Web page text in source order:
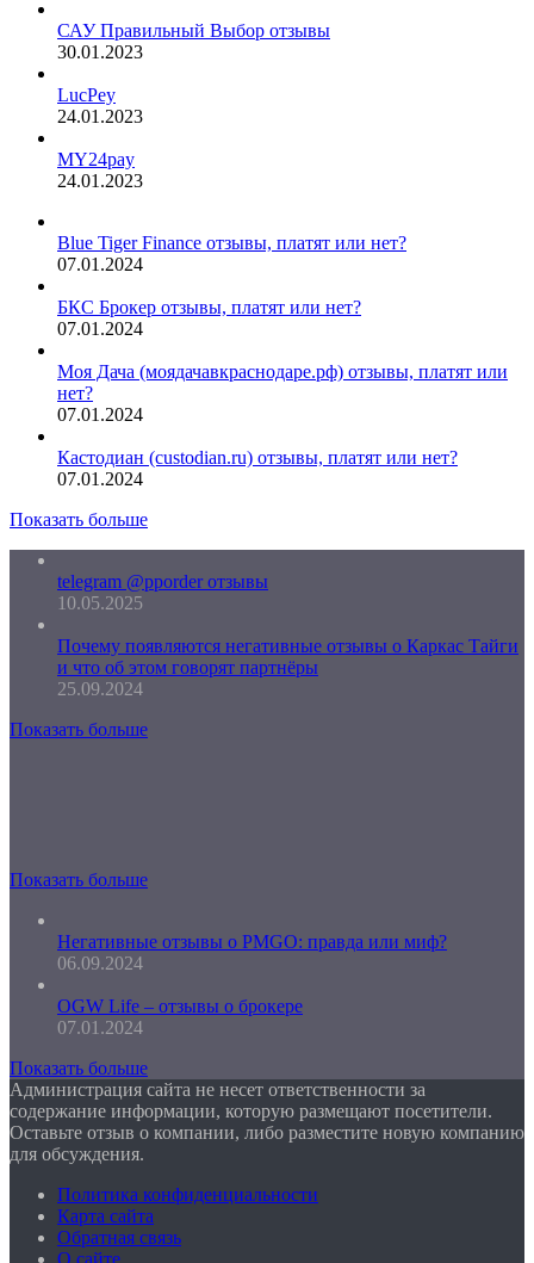
САУ Правильный Выбор отзывы
30.01.2023
LucPey
24.01.2023
MY24pay
24.01.2023
Blue Tiger Finance отзывы, платят или нет?
07.01.2024
БКС Брокер отзывы, платят или нет?
07.01.2024
Моя Дача (моядачавкраснодаре.рф) отзывы, платят или
нет?
07.01.2024
Кастодиан (custodian.ru) отзывы, платят или нет?
07.01.2024
Показать больше
telegram @pporder отзывы
10.05.2025
Почему появляются негативные отзывы о Каркас Тайги
и что об этом говорят партнёры
25.09.2024
Показать больше
Показать больше
Негативные отзывы о PMGO: правда или миф?
06.09.2024
OGW Life – отзывы о брокере
07.01.2024
Показать больше
Администрация сайта не несет ответственности за
содержание информации, которую размещают посетители.
Оставьте отзыв о компании, либо разместите новую компанию
для обсуждения.
Политика конфиденциальности
Карта сайта
Обратная связь
О сайте